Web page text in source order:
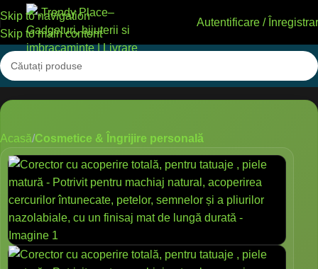
Skip to navigation
Skip to main content
Autentificare /
Acasă Cosmetice & Îngrijire personală